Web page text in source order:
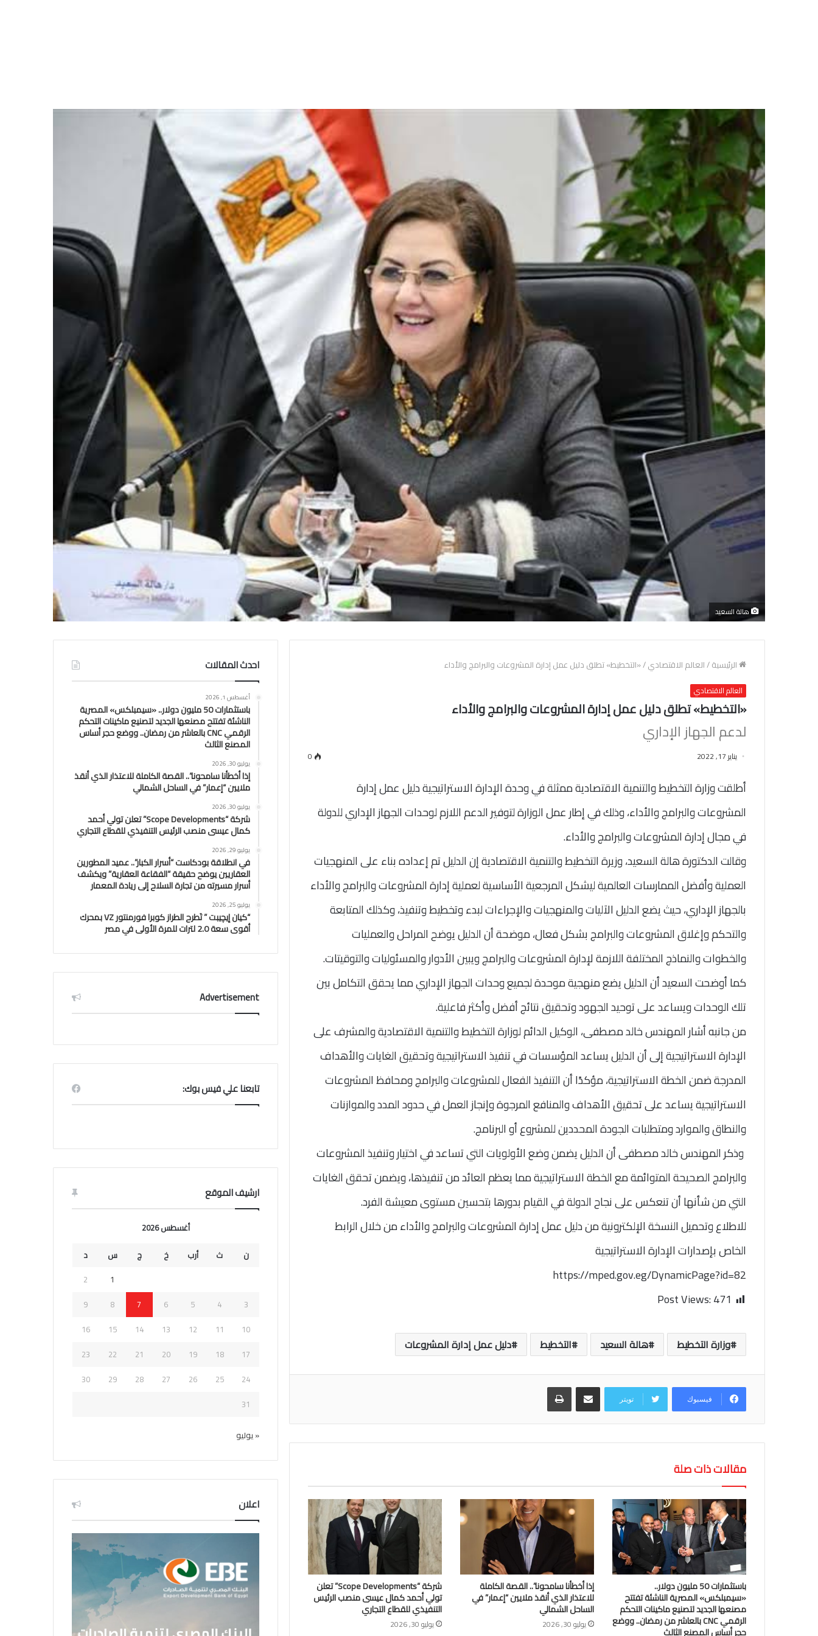
هالة السعيد
الرئيسية/العالم الاقتصادي/«التخطيط» تطلق دليل عمل إدارة المشروعات والبرامج والأداء
العالم الاقتصادي
«التخطيط» تطلق دليل عمل إدارة المشروعات والبرامج والأداء
لدعم الجهاز الإداري
يناير 17, 2022 0
أطلقت وزارة التخطيط والتنمية الاقتصادية ممثلة في وحدة الإدارة الاستراتيجية دليل عمل إدارة
المشروعات والبرامج والأداء، وذلك في إطار عمل الوزارة لتوفير الدعم اللازم لوحدات الجهاز الإداري للدولة
في مجال إدارة المشروعات والبرامج والأداء.
وقالت الدكتورة هالة السعيد، وزيرة التخطيط والتنمية الاقتصادية إن الدليل تم إعداده بناء على المنهجيات
العملية وأفضل الممارسات العالمية ليشكل المرجعية الأساسية لعملية إدارة المشروعات والبرامج والأداء
بالجهاز الإداري، حيث يضع الدليل الآليات والمنهجيات والإجراءات لبدء وتخطيط وتنفيذ، وكذلك المتابعة
والتحكم وإغلاق المشروعات والبرامج بشكل فعال، موضحة أن الدليل يوضح المراحل والعمليات
والخطوات والنماذج المختلفة اللازمة لإدارة المشروعات والبرامج ويبين الأدوار والمسئوليات والتوقيتات.
كما أوضحت السعيد أن الدليل يضع منهجية موحدة لجميع وحدات الجهاز الإداري مما يحقق التكامل بين
تلك الوحدات ويساعد على توحيد الجهود وتحقيق نتائج أفضل وأكثر فاعلية.
من جانبه أشار المهندس خالد مصطفى، الوكيل الدائم لوزارة التخطيط والتنمية الاقتصادية والمشرف على
الإدارة الاستراتيجية إلى أن الدليل يساعد المؤسسات في تنفيذ الاستراتيجية وتحقيق الغايات والأهداف
المدرجة ضمن الخطة الاستراتيجية، مؤكدًا أن التنفيذ الفعال للمشروعات والبرامج ومحافظ المشروعات
الاستراتيجية يساعد على تحقيق الأهداف والمنافع المرجوة وإنجاز العمل في حدود المدد والموازنات
والنطاق والموارد ومتطلبات الجودة المحددين للمشروع أو البرنامج.
وذكر المهندس خالد مصطفى أن الدليل يضمن وضع الأولويات التي تساعد في اختيار وتنفيذ المشروعات
والبرامج الصحيحة المتوائمة مع الخطة الاستراتيجية مما يعظم العائد من تنفيذها، ويضمن تحقق الغايات
التي من شأنها أن تنعكس على نجاح الدولة في القيام بدورها بتحسين مستوى معيشة الفرد.
للاطلاع وتحميل النسخة الإلكترونية من دليل عمل إدارة المشروعات والبرامج والأداء من خلال الرابط
الخاص بإصدارات الإدارة الاستراتيجية
https://mped.gov.eg/DynamicPage?id=82
Post Views:471
وزارة التخطيط هالة السعيد التخطيط دليل عمل إدارة المشروعات
فيسبوك تويتر
مقالات ذات صلة
باستثمارات 50 مليون دولار..
«سيمبلكس» المصرية الناشئة تفتتح
مصنعها الجديد لتصنيع ماكينات التحكم
الرقمي CNC بالعاشر من رمضان.. ووضع
حجر أساس المصنع الثالث
إذا أخطأنا سامحونا”.. القصة الكاملة
للاعتذار الذي أنقذ ملايين “إعمار” في
الساحل الشمالي
يوليو 30, 2026
شركة “Scope Developments” تعلن
تولي أحمد كمال عيسى منصب الرئيس
التنفيذي للقطاع التجاري
يوليو 30, 2026
احدث المقالات
أغسطس 1, 2026
باستثمارات 50 مليون دولار.. «سيمبلكس» المصرية
الناشئة تفتتح مصنعها الجديد لتصنيع ماكينات التحكم
الرقمي CNC بالعاشر من رمضان.. ووضع حجر أساس
المصنع الثالث
يوليو 30, 2026
إذا أخطأنا سامحونا”.. القصة الكاملة للاعتذار الذي أنقذ
ملايين “إعمار” في الساحل الشمالي
يوليو 30, 2026
شركة “Scope Developments” تعلن تولي أحمد
كمال عيسى منصب الرئيس التنفيذي للقطاع التجاري
يوليو 29, 2026
في انطلاقة بودكاست “أسرار الكبار”.. عميد المطورين
العقاريين يوضح حقيقة “الفقاعة العقارية” ويكشف
أسرار مسيرته من تجارة السلاح إلى ريادة المعمار
يوليو 25, 2026
“كيان إيچيبت ” تَطرح الطراز كوبرا فورمنتور VZ بمحرك
أقوى سعة 2.0 لترات للمرة الأولى في مصر
Advertisement
تابعنا علي فيس بوك:
ارشيف الموقع
أغسطس 2026
ن
ث أرب خ ج س
د
1
2
3
4
5
6
7
8
9
10
11
12
13
14
15
16
17
18
19
20
21
22
23
24
25
26
27
28
29
30
31
« يوليو
اعلان